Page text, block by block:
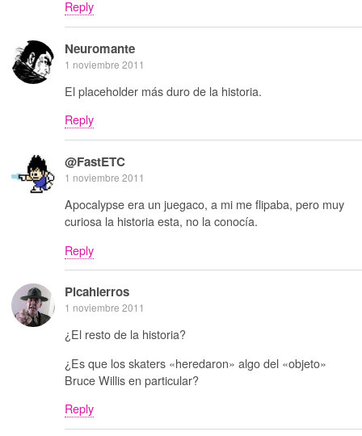
Reply
Neuromante
1 noviembre 2011
El placeholder más duro de la historia.
Reply
@FastETC
1 noviembre 2011
Apocalypse era un juegaco, a mi me flipaba, pero muy
curiosa la historia esta, no la conocía.
Reply
Picahierros
1 noviembre 2011
¿El resto de la historia?
¿Es que los skaters «heredaron» algo del «objeto»
Bruce Willis en particular?
Reply